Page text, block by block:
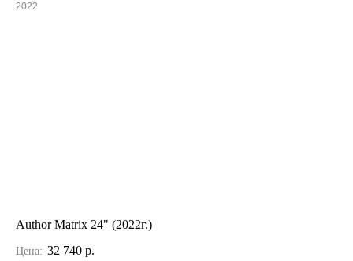
2022
Author Matrix 24" (2022г.)
Цена: 32 740 р.